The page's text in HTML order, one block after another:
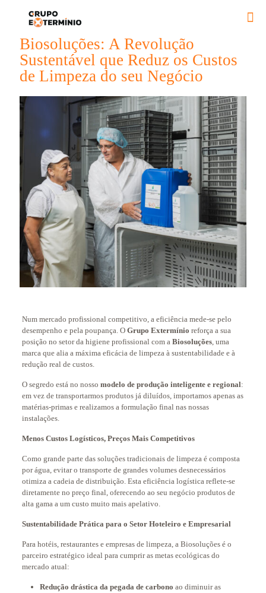
Biosoluções: A Revolução
Sustentável que Reduz os Custos
de Limpeza do seu Negócio
Num mercado profissional competitivo, a eficiência mede-se pelo
desempenho e pela poupança. O Grupo Extermínio reforça a sua
posição no setor da higiene profissional com a Biosoluções, uma
marca que alia a máxima eficácia de limpeza à sustentabilidade e à
redução real de custos.
O segredo está no nosso modelo de produção inteligente e regional:
em vez de transportarmos produtos já diluídos, importamos apenas as
matérias-primas e realizamos a formulação final nas nossas
instalações.
Menos Custos Logísticos, Preços Mais Competitivos
Como grande parte das soluções tradicionais de limpeza é composta
por água, evitar o transporte de grandes volumes desnecessários
otimiza a cadeia de distribuição. Esta eficiência logística reflete-se
diretamente no preço final, oferecendo ao seu negócio produtos de
alta gama a um custo muito mais apelativo.
Sustentabilidade Prática para o Setor Hoteleiro e Empresarial
Para hotéis, restaurantes e empresas de limpeza, a Biosoluções é o
parceiro estratégico ideal para cumprir as metas ecológicas do
mercado atual:
Redução drástica da pegada de carbono ao diminuir as